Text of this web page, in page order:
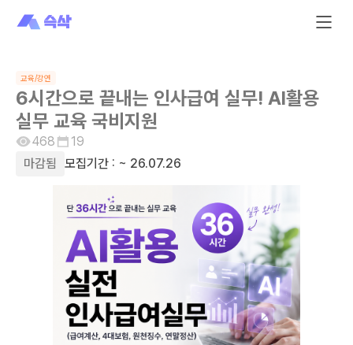
교육/강연
6시간으로 끝내는 인사급여 실무! AI활용
실무 교육 국비지원
468
19
마감됨
모집기간 : ~ 26.07.26